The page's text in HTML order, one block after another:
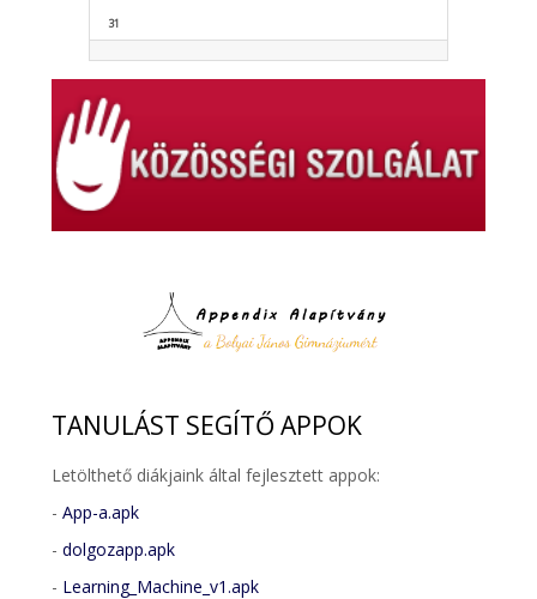
31
TANULÁST SEGÍTŐ APPOK
Letölthető diákjaink által fejlesztett appok:
-App-a.apk
-dolgozapp.apk
- Learning_Machine_v1.apk